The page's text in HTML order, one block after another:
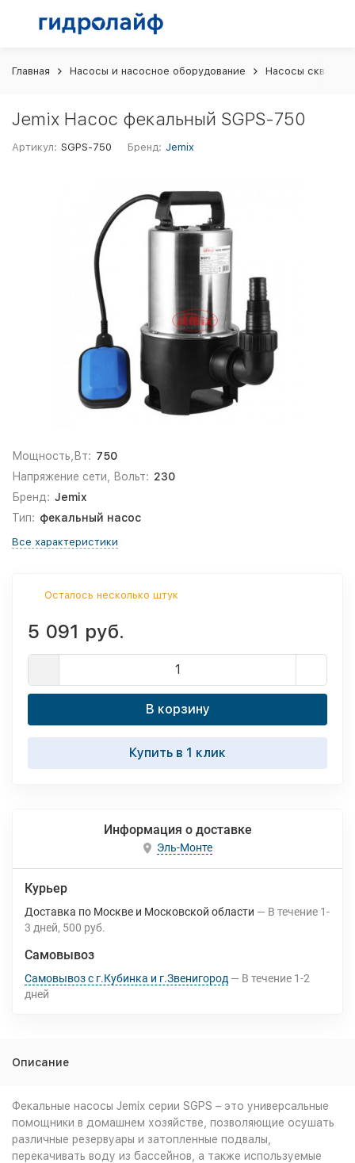
Главная Насосы и насосное оборудование Насосы
Jemix Насос фекальный SGPS-750
Артикул: SGPS-750 Бренд: Jemix
Мощность,Вт: 750
Напряжение сети, Вольт: 230
Бренд: Jemix
Тип: фекальный насос
Все характеристики
Осталось несколько штук
5 091 руб.
В корзину
Купить в 1 клик
Информация о доставке
Эль-Монте
Курьер
Доставка по Москве и Московской области В течение 1-
3 дней 500 руб.
Самовывоз
Самовывоз с г.Кубинка и г.Звенигород В течение 1-2
дней
Описание
Фекальные насосы Jemix серии SGPS – это универсальные
помощники в домашнем хозяйстве, позволяющие осушать
различные резервуары и затопленные подвалы,
перекачивать воду из бассейнов, а также используемые